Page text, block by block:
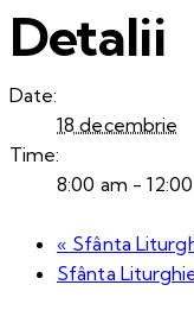
Detalii
Date:
18 decembrie
Time:
8:00 am -
« Sfânta
Sfânta